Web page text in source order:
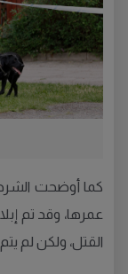
كما أوضحت
عمرها، وقد تم
القتل، ولكن لم